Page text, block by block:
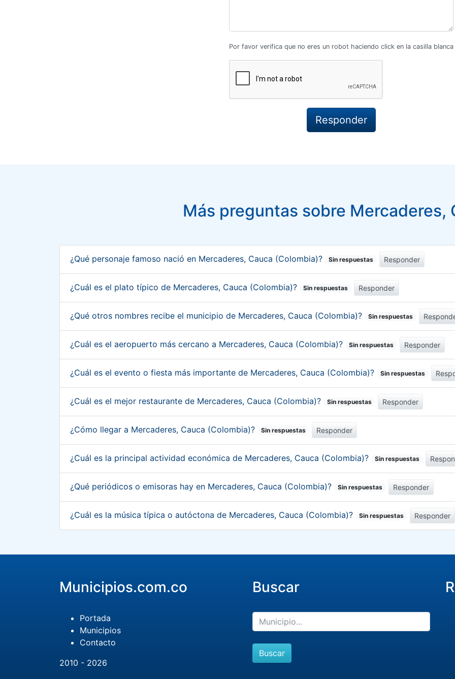
Por favor verifica que no eres un robot haciendo click en la casilla blanca
Más preguntas sobre Mercaderes,
¿Qué personaje famoso nació en Mercaderes, Cauca (Colombia)? Sin respuestas Responder
¿Cuál es el plato típico de Mercaderes, Cauca (Colombia)? Sin respuestas Responder
¿Qué otros nombres recibe el municipio de Mercaderes, Cauca (Colombia)? Sin respuestas
¿Cuál es el aeropuerto más cercano a Mercaderes, Cauca (Colombia)? Sin respuestas Responder
¿Cuál es el evento o fiesta más importante de Mercaderes, Cauca (Colombia)? Sin respuestas
¿Cuál es el mejor restaurante de Mercaderes, Cauca (Colombia)? Sin respuestas Responder
¿Cómo llegar a Mercaderes, Cauca (Colombia)? Sin respuestas Responder
¿Cuál es la principal actividad económica de Mercaderes, Cauca (Colombia)? Sin respuestas
¿Qué periódicos o emisoras hay en Mercaderes, Cauca (Colombia)? Sin respuestas Responder
¿Cuál es la música típica o autóctona de Mercaderes, Cauca (Colombia)? Sin respuestas Responder
Municipios.com.co
Portada
Municipios
Contacto
2010 - 2026
Buscar
Buscar